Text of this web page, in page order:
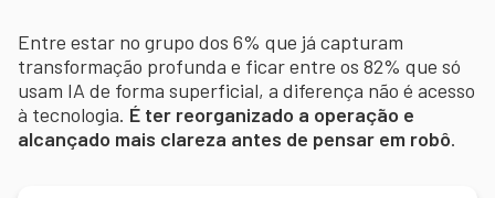
Entre estar no grupo dos 6% que já capturam
transformação profunda e ficar entre os 82% que só
usam IA de forma superficial, a diferença não é acesso
à tecnologia. É ter reorganizado a operação e
alcançado mais clareza antes de pensar em robô.